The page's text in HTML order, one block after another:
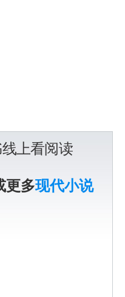
上看阅读
更多现代小说